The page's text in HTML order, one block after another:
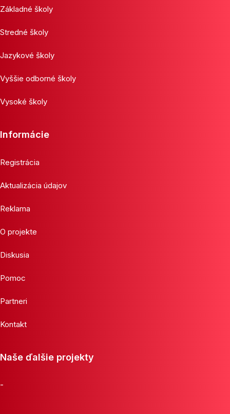
Základné školy
Stredné školy
Jazykové školy
Vyššie odborné školy
Vysoké školy
Informácie
Registrácia
Aktualizácia údajov
Reklama
O projekte
Diskusia
Pomoc
Partneri
Kontakt
Naše ďalšie projekty
-